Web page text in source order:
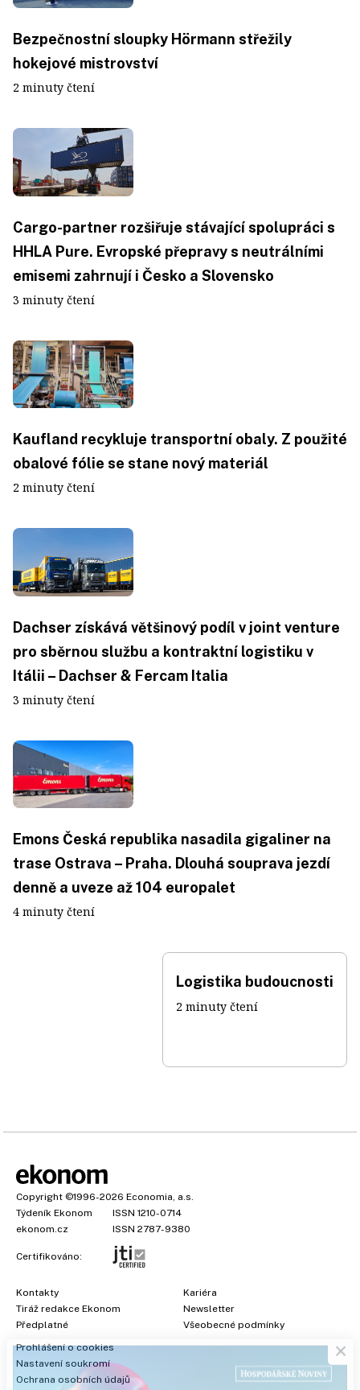
Bezpečnostní sloupky Hörmann střežily
hokejové mistrovství
2 minuty čtení
Cargo-partner rozšiřuje stávající spolupráci s
HHLA Pure. Evropské přepravy s neutrálními
emisemi zahrnují i Česko a Slovensko
3 minuty čtení
Kaufland recykluje transportní obaly. Z použité
obalové fólie se stane nový materiál
2 minuty čtení
Dachser získává většinový podíl v joint venture
pro sběrnou službu a kontraktní logistiku v
Itálii – Dachser & Fercam Italia
3 minuty čtení
Emons Česká republika nasadila gigaliner na
trase Ostrava – Praha. Dlouhá souprava jezdí
denně a uveze až 104 europalet
4 minuty čtení
Logistika budoucnosti
2 minuty čtení
Copyright ©1996-2026 Economia, a.s.
Týdeník Ekonom
ISSN 1210-0714
ekonom.cz
ISSN 2787-9380
Certifikováno:
Kontakty
Tiráž redakce Ekonom
Předplatné
Kariéra
Newsletter
Všeobecné podmínky
Prohlášení o cookies
Nastavení soukromí
Ochrana osobních údajů